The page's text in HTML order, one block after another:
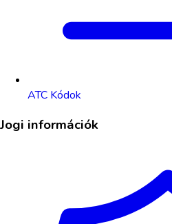
ATC Kódok
Jogi információk